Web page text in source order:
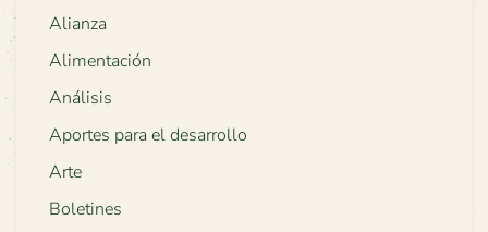
Alianza
Alimentación
Análisis
Aportes para el desarrollo
Arte
Boletines